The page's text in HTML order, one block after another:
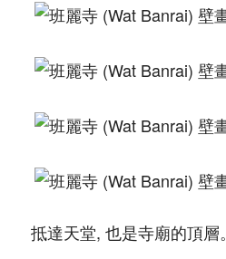
抵達天堂, 也是寺廟的頂層。